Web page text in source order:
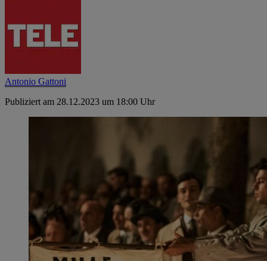
Antonio Gattoni
Publiziert am 28.12.2023 um 18:00 Uhr